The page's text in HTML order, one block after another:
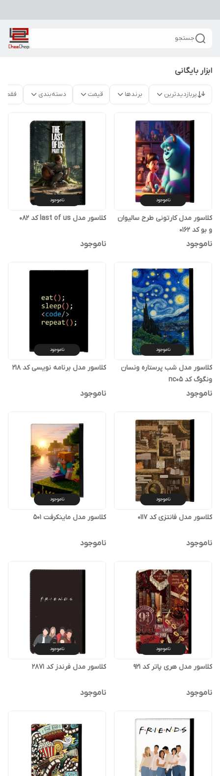
جستجو
ابزار بایگانی
پربازدیدترین برندها قیمت دسته‌بندی فقط
ناموجود
کلاسور مدل کارتونی طرح سالیوان
و بو کد 0162
ناموجود
ناموجود
کلاسور مدل last of us کد 082
ناموجود
ناموجود
کلاسور مدل شب پرستاره ونسان
ونگوگ کد nc05
ناموجود
ناموجود
کلاسور مدل برنامه نویسی کد 218
ناموجود
ناموجود
کلاسور مدل فانتزی کد 0117
ناموجود
ناموجود
کلاسور مدل ماینکرفت 501
ناموجود
ناموجود
کلاسور مدل هری پاتر کد 921
ناموجود
ناموجود
کلاسور مدل فرندز کد 2871
ناموجود